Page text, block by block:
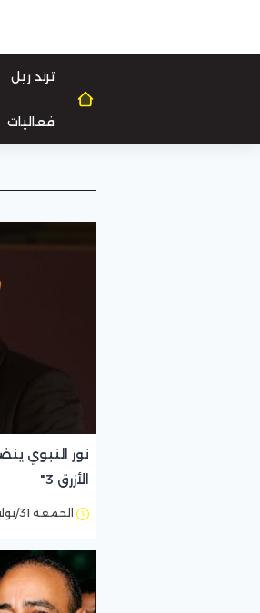
ترند ريل
فعاليات
نور النبوي
الأزرق 3"
الجمعة 31/يوليو/2026 - 03:24 م